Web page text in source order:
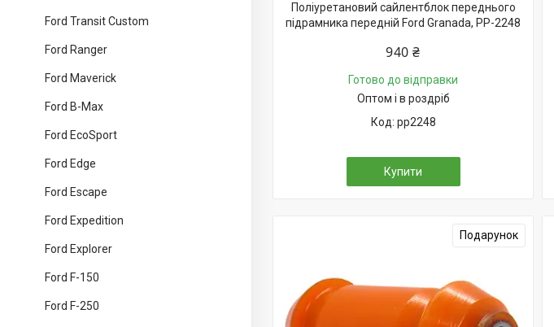
Ford Transit Custom
Ford Ranger
Ford Maverick
Ford B-Max
Ford EcoSport
Ford Edge
Ford Escape
Ford Expedition
Ford Explorer
Ford F-150
Ford F-250
Поліуретановий сайлентблок переднього
підрамника передній Ford Granada, PP-2248
940 ₴
Готово до відправки
Оптом і в роздріб
pp2248
Купити
Подарунок